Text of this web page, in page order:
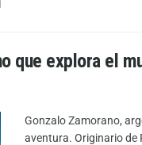
que explora el
Gonzalo Zamorano,
aventura. Originario de